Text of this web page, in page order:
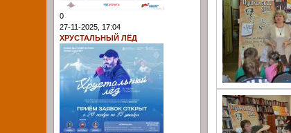
0
27-11-2025, 17:04
ХРУСТАЛЬНЫЙ ЛЁД